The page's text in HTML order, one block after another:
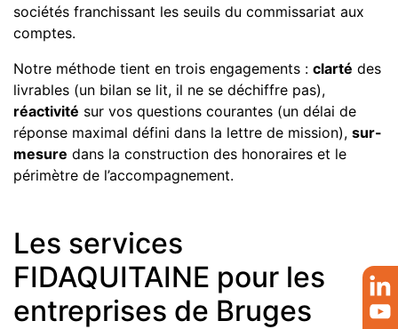
sociétés franchissant les seuils du commissariat aux
comptes.
Notre méthode tient en trois engagements : clarté des
livrables (un bilan se lit, il ne se déchiffre pas),
réactivité sur vos questions courantes (un délai de
réponse maximal défini dans la lettre de mission), sur-
mesure dans la construction des honoraires et le
périmètre de l’accompagnement.
Les services
FIDAQUITAINE pour les
entreprises de Bruges